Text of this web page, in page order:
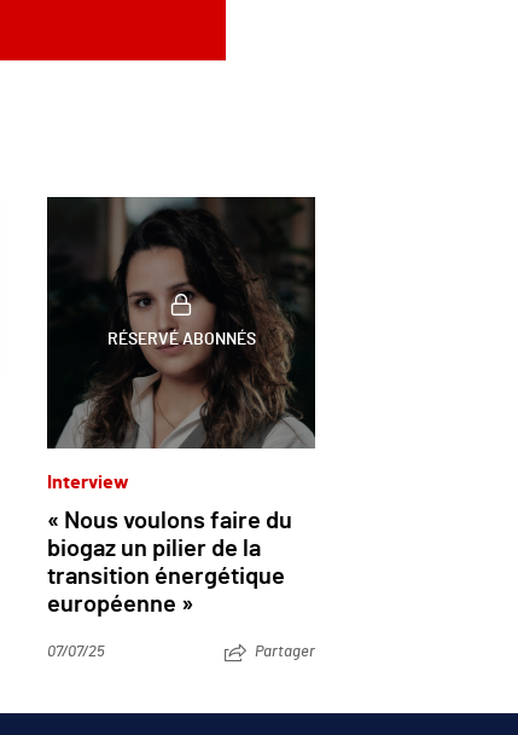
RÉSERVÉ ABONNÉS
Interview
« Nous voulons faire du
biogaz un pilier de la
transition énergétique
européenne »
07/07/25 Partager